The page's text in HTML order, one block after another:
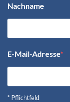
Nachname
E-Mail-Adresse
* Pflichtfeld